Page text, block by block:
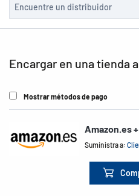
Encargar en una tienda
Mostrar métodos de pago
Amazon.es
Suministra a: